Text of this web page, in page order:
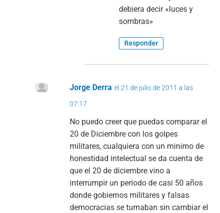
debiera decir «luces y
sombras»
Responder
Jorge Derra el 21 de julio de 2011 a las
07:17
No puedo creer que puedas comparar el
20 de Diciembre con los golpes
militares, cualquiera con un minimo de
honestidad intelectual se da cuenta de
que el 20 de diciembre vino a
interrumpir un periodo de casi 50 años
donde gobiernos militares y falsas
democracias se turnaban sin cambiar el